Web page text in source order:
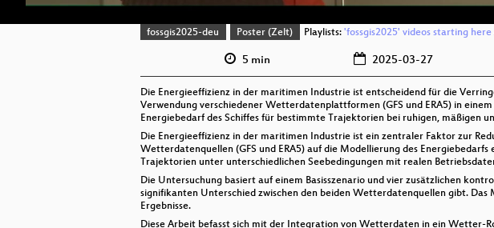
fossgis2025-deu Poster (Zelt) Playlists: 'fossgis2025' videos starting here
5 min 2025-03-27
Die Energieeffizienz in der maritimen Industrie ist entscheidend für die
Verwendung verschiedener Wetterdatenplattformen (GFS und ERA5) in
Energiebedarf des Schiffes für bestimmte Trajektorien bei ruhigen, mäßigen
Die Energieeffizienz in der maritimen Industrie ist ein zentraler Faktor zur
Wetterdatenquellen (GFS und ERA5) auf die Modellierung des
Trajektorien unter unterschiedlichen Seebedingungen mit realen
Die Untersuchung basiert auf einem Basisszenario und vier zusätzlichen
signifikanten Unterschied zwischen den beiden Wetterdatenquellen gibt.
Ergebnisse.
Diese Arbeit befasst sich mit der Integration von Wetterdaten in ein Wetter-